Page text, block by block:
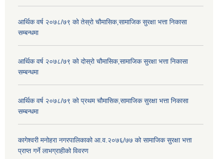
आर्थिक वर्ष २०७८/७९ को तेस्रो चौमासिक,सामाजिक सुरक्षा भत्ता निकासा
सम्बन्धमा
आर्थिक वर्ष २०७८/७९ को दोस्रो चौमासिक,सामाजिक सुरक्षा भत्ता निकासा
सम्बन्धमा
आर्थिक वर्ष २०७८/७९ को प्रथम चौमासिक,सामाजिक सुरक्षा भत्ता निकासा
सम्बन्धमा
कागेश्वरी मनोहरा नगरपालिकाको आ.व.२०७६/७७ को सामाजिक सुरक्षा भत्ता
प्राप्त गर्ने लाभग्राहीको विवरण